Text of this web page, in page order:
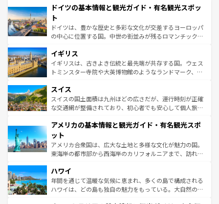
せる。地方によって風土や気候が異なるスペインはその個
ンテンツ一覧 を参照してほしい。
で、幅広い魅力が詰まっている。華麗な宮殿、歴史的な大
聖堂、美しいビーチ、そして豊かな自然が、訪れる者を心
から魅了する。また、フランスは美食の国としても知ら
れ、フランス料理はユネスコ無形文化遺産にも登録されて
香り高いラベンダー畑など、多彩な楽しみ方が可能だ。さ
らに、パリ以外の地域にも魅力が溢れており、どの街角に
も豊かな歴史と文化が息づいている。パリ以外の個性あふ
を参照してほしい。
ドイツの基本情報と観光ガイド・有名観光スポッ
ト
ドイツは、豊かな歴史と多彩な文化が交差するヨーロッパ
の中心に位置する国。中世の街並みが残るロマンチック街
顔を持つこの国は、どこを歩いても飽きることがない。ベ
ルリンの文化的活気、バイエルン州のアルプスの絶景、そ
してライン川沿いのワイン畑といった風景は必見。ビール
は、お酒好きな人にはぜひ体験してほしい。 なお、新着の
ドイツ情報はコンテンツ一覧を参照してほしい。
イギリス
イギリスは、古きよき伝統と最先端が共存する国。ウェス
トミンスター寺院や大英博物館のようなランドマーク、歴
リアごとに異なる魅力がある。また、優雅なアフタヌーン
ティー、ビール好きにはたまらない英国パブ、サッカー観
戦など、本場だからこそできる体験も豊富。イギリスを旅
ンツ一覧を参照してほしい。
スイス
スイスの国土面積は九州ほどの広さだが、運行時刻が正確
な交通網が整備されており、初心者でも安心して個人旅行
の建物がそのまま残る町や、スイスならではのユニークな
博物館もあり、アルプス観光だけでなく町歩きも満喫する
ことができる。国民の所得が高いため物価も高いが、旅行
者向けの交通パス提供のサービスもあり、うまく活用すれ
着のスイス情報は
アメリカの基本情報と観光ガイド・有名観光スポ
ット
アメリカ合衆国は、広大な土地と多様な文化が魅力の国。
東海岸の都市部から西海岸のカリフォルニアまで、訪れる
のような巨大都市は、観光、ショッピング、エンターテイ
ンメントが詰まった刺激的なスポットだ。一方、アメリカ
西部には大自然が広がり、グランドキャニオンやイエロー
ハワイ
年間を通じて温暖な気候に恵まれ、多くの島で構成される
ハワイは、どの島も独自の魅力をもっている。大自然の神